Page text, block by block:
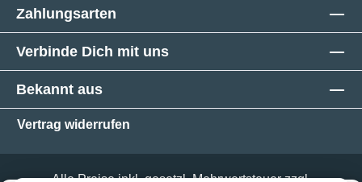
Zahlungsarten
Verbinde Dich mit uns
Bekannt aus
Vertrag widerrufen
Alle Preise inkl. gesetzl. Mehrwertsteuer zzgl.